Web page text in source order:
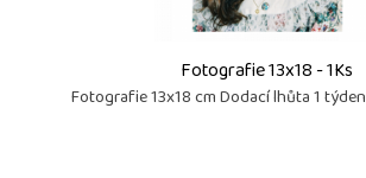
Fotografie 13x18 - 1Ks
Fotografie 13x18 cm Dodací lhůta 1 týden